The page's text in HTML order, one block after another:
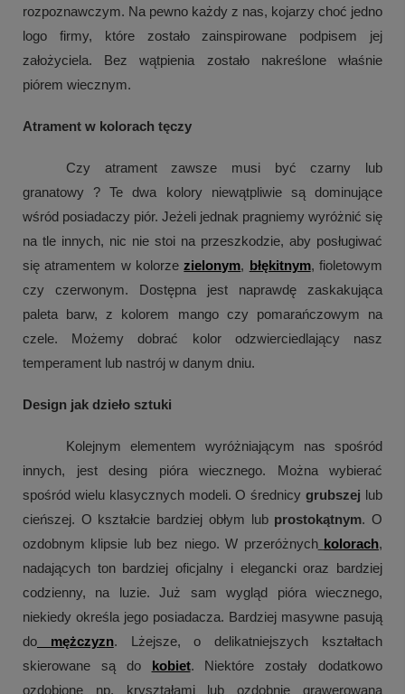
rozpoznawczym. Na pewno każdy z nas, kojarzy choć jedno
logo firmy, które zostało zainspirowane podpisem jej
założyciela. Bez wątpienia zostało nakreślone właśnie
piórem wiecznym.
Atrament w kolorach tęczy
Czy atrament zawsze musi być czarny lub
granatowy ? Te dwa kolory niewątpliwie są dominujące
wśród posiadaczy piór. Jeżeli jednak pragniemy wyróżnić się
na tle innych, nic nie stoi na przeszkodzie, aby posługiwać
się atramentem w kolorze zielonym, błękitnym, fioletowym
czy czerwonym. Dostępna jest naprawdę zaskakująca
paleta barw, z kolorem mango czy pomarańczowym na
czele. Możemy dobrać kolor odzwierciedlający nasz
temperament lub nastrój w danym dniu.
Design jak dzieło sztuki
Kolejnym elementem wyróżniającym nas spośród
innych, jest desing pióra wiecznego. Można wybierać
spośród wielu klasycznych modeli. O średnicy grubszej lub
cieńszej. O kształcie bardziej obłym lub prostokątnym. O
ozdobnym klipsie lub bez niego. W przeróżnych kolorach,
nadających ton bardziej oficjalny i elegancki oraz bardziej
codzienny, na luzie. Już sam wygląd pióra wiecznego,
niekiedy określa jego posiadacza. Bardziej masywne pasują
do mężczyzn. Lżejsze, o delikatniejszych kształtach
skierowane są do
kobiet. Niektóre zostały dodatkowo
ozdobione np. kryształami lub ozdobnie grawerowaną